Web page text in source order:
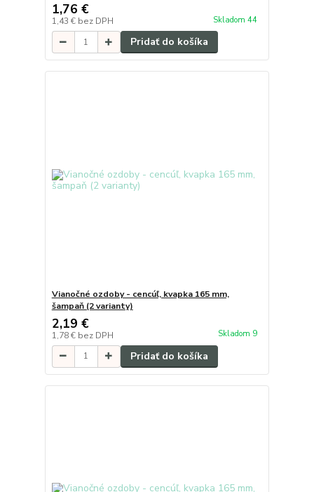
1,76 €
1,43 € bez DPH Skladom 44
Pridať do košíka
Vianočné ozdoby - cencúľ, kvapka 165 mm,
šampaň (2 varianty)
2,19 €
1,78 € bez DPH Skladom 9
Pridať do košíka